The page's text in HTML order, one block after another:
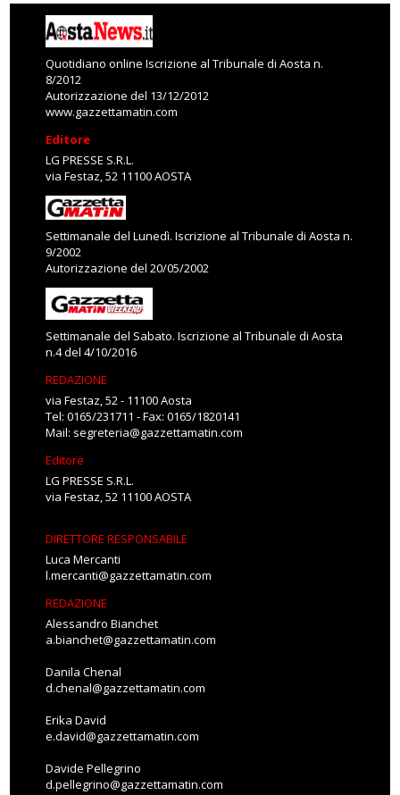
Quotidiano online Iscrizione al Tribunale di Aosta n.
8/2012
Autorizzazione del 13/12/2012
www.gazzettamatin.com
Editore
LG PRESSE S.R.L.
via Festaz, 52 11100 AOSTA
Settimanale del Lunedì. Iscrizione al Tribunale di Aosta n.
9/2002
Autorizzazione del 20/05/2002
Settimanale del Sabato. Iscrizione al Tribunale di Aosta
n.4 del 4/10/2016
REDAZIONE
via Festaz, 52 - 11100 Aosta
Tel: 0165/231711 - Fax: 0165/1820141
Mail: segreteria@gazzettamatin.com
Editore
LG PRESSE S.R.L.
via Festaz, 52 11100 AOSTA
DIRETTORE RESPONSABILE
Luca Mercanti
l.mercanti@gazzettamatin.com
REDAZIONE
Alessandro Bianchet
a.bianchet@gazzettamatin.com
Danila Chenal
d.chenal@gazzettamatin.com
Erika David
e.david@gazzettamatin.com
Davide Pellegrino
d.pellegrino@gazzettamatin.com